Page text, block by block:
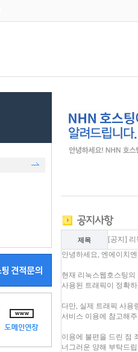
제목
[공지]
안녕하세요, 엔에이치
현재 리눅스웹호스팅
사용된 트래픽이 정확
다만, 실제 트래픽 사용
서비스 이용에 참고해
이용에 불편을 드린 점
너그러운 양해 부탁드